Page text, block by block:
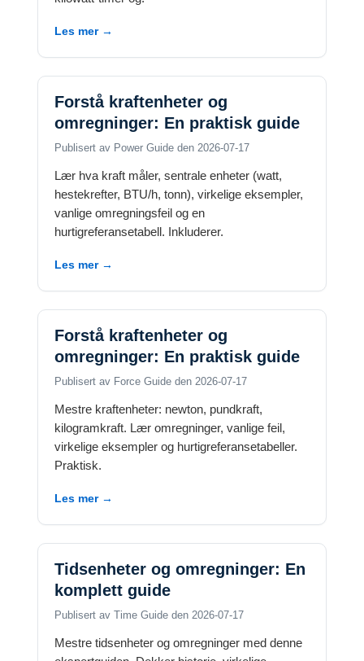
Les mer →
Forstå kraftenheter og
omregninger: En praktisk guide
Publisert av Power Guide den 2026-07-17
Lær hva kraft måler, sentrale enheter (watt,
hestekrefter, BTU/h, tonn), virkelige eksempler,
vanlige omregningsfeil og en
hurtigreferansetabell. Inkluderer.
Les mer →
Forstå kraftenheter og
omregninger: En praktisk guide
Publisert av Force Guide den 2026-07-17
Mestre kraftenheter: newton, pundkraft,
kilogramkraft. Lær omregninger, vanlige feil,
virkelige eksempler og hurtigreferansetabeller.
Praktisk.
Les mer →
Tidsenheter og omregninger: En
komplett guide
Publisert av Time Guide den 2026-07-17
Mestre tidsenheter og omregninger med denne